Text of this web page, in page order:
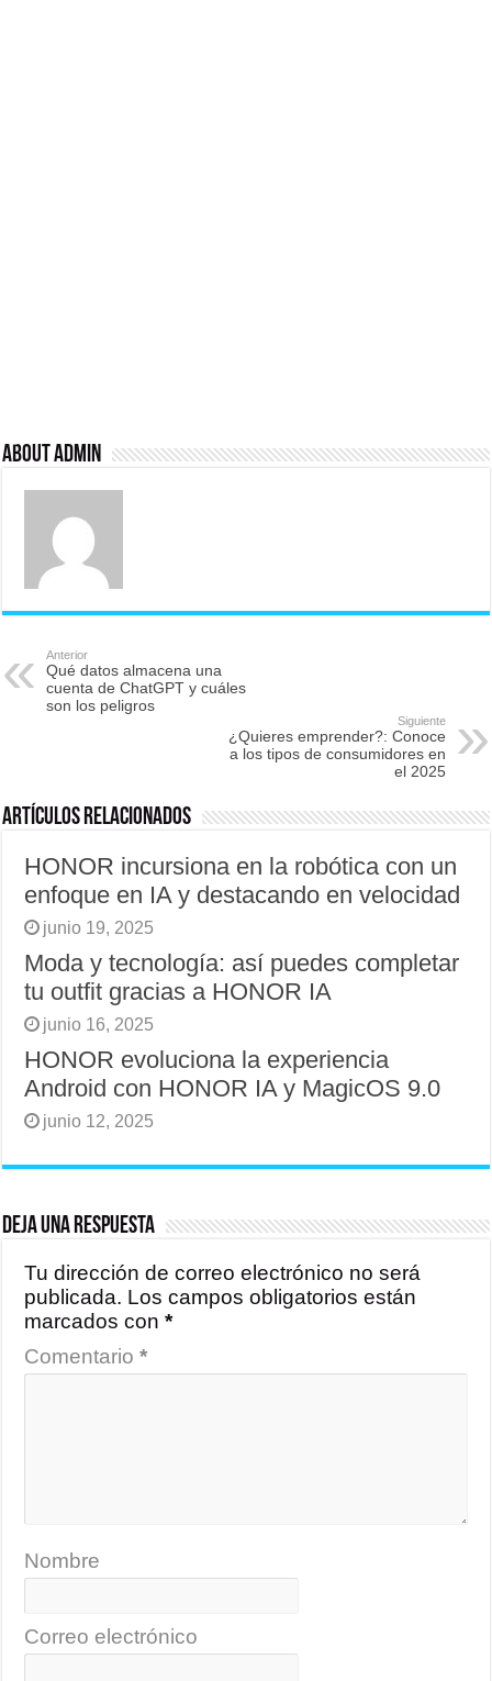
About admin
Anterior
Qué datos almacena una
cuenta de ChatGPT y cuáles
son los peligros
Siguiente
¿Quieres emprender?: Conoce
a los tipos de consumidores en
el 2025
Artículos relacionados
HONOR incursiona en la robótica con un
enfoque en IA y destacando en velocidad
junio 19, 2025
Moda y tecnología: así puedes completar
tu outfit gracias a HONOR IA
junio 16, 2025
HONOR evoluciona la experiencia
Android con HONOR IA y MagicOS 9.0
junio 12, 2025
Deja una respuesta
Tu dirección de correo electrónico no será
publicada. Los campos obligatorios están
marcados con*
Comentario*
Nombre
Correo electrónico